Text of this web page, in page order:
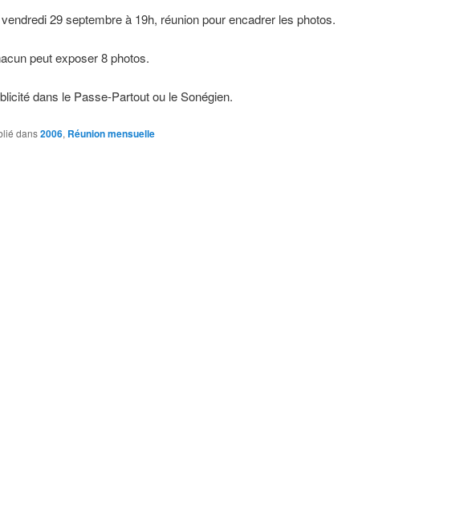
29 septembre à 19h, réunion pour encadrer les photos.
peut exposer 8 photos.
dans le Passe-Partout ou le Sonégien.
dans2006, Réunion mensuelle